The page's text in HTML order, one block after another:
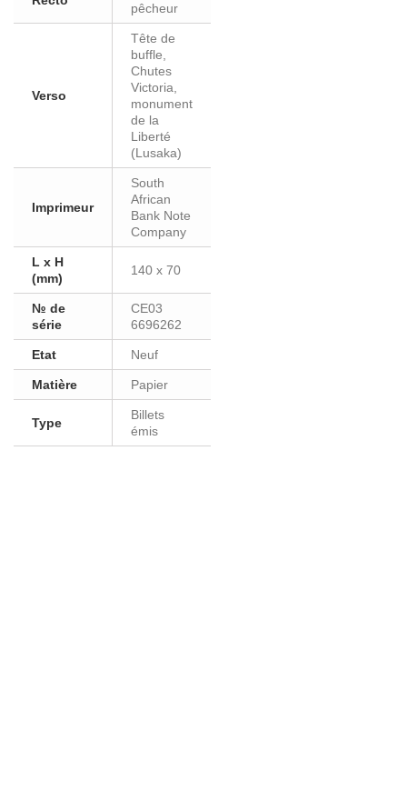
pêcheur
Verso
Tête de
buffle,
Chutes
Victoria,
monument
de la
Liberté
(Lusaka)
Imprimeur
South
African
Bank Note
Company
L x H
(mm)
140 x 70
№ de
série
CE03
6696262
Etat Neuf
Matière Papier
Type
Billets
émis